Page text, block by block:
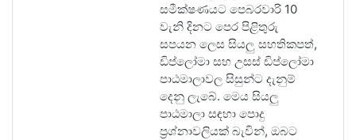
සමීක්ෂණයට පෙබරවාරි 10
වැනි දිනට පෙර පිළිතුරු
සපයන ලෙස සියලු සහතිකපත්,
ඩිප්ලෝමා සහ උසස් ඩිප්ලෝමා
පාඨමාලාවල සිසුන්ට දැනුම්
දෙනු ලැබේ. මෙය සියලු
පාඨමාලා සඳහා පොදු
ප්‍රශ්නාවලියක් බැවින්, ඔබට